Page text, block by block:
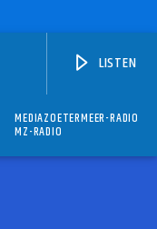
LISTEN
MEDIAZOETERMEER-RADIO
MZ-RADIO